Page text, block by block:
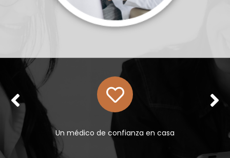
Llevamos tranquilidad a tu hogar